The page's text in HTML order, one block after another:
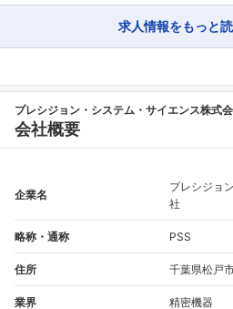
求人情報をもっと
プレシジョン・システム・サイエンス株式
会社概要
企業名
プレシジョ
社
略称・通称 PSS
住所 千葉県松戸
業界 精密機器